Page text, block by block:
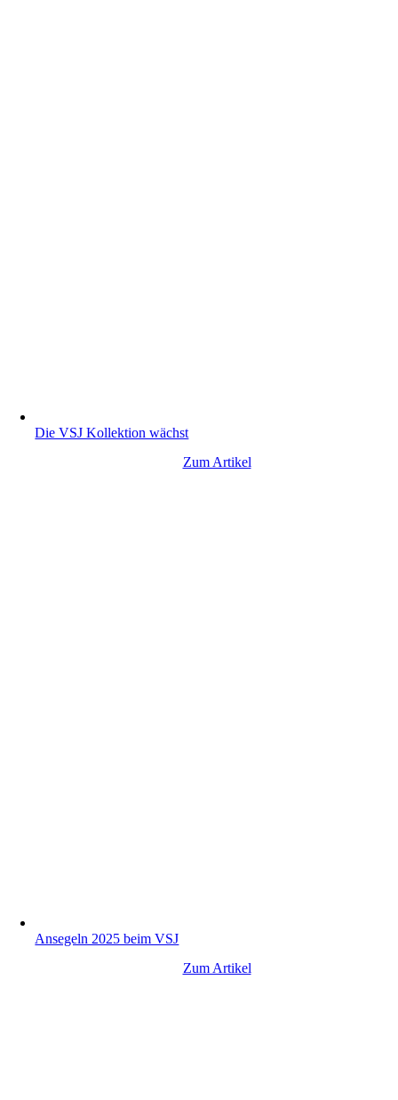
Die VSJ Kollektion wächst
Zum Artikel
Ansegeln 2025 beim VSJ
Zum Artikel